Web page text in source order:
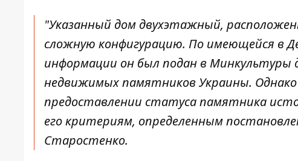
"Указанный дом двухэтажный,
сложную конфигурацию. По имеющейся в
информации он был подан в Минкультуры
недвижимых памятников Украины.
предоставлении статуса памятника
его критериям, определенным
Старостенко.